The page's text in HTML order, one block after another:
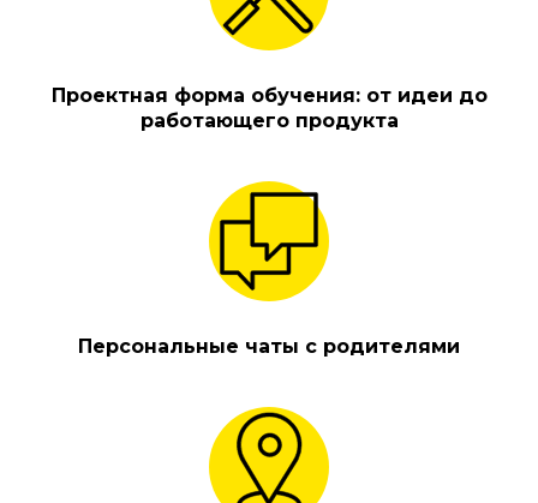
Проектная форма обучения: от идеи до
работающего продукта
Персональные чаты с родителями